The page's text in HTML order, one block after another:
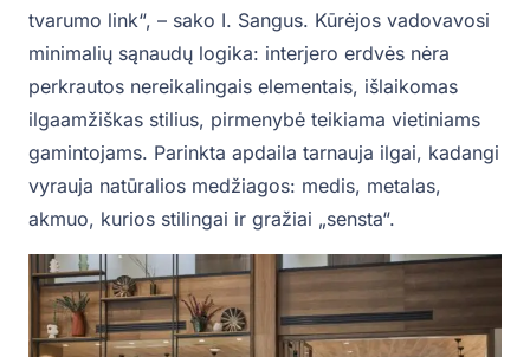
tvarumo link“, – sako I. Sangus. Kūrėjos vadovavosi
minimalių sąnaudų logika: interjero erdvės nėra
perkrautos nereikalingais elementais, išlaikomas
ilgaamžiškas stilius, pirmenybė teikiama vietiniams
gamintojams. Parinkta apdaila tarnauja ilgai, kadangi
vyrauja natūralios medžiagos: medis, metalas,
akmuo, kurios stilingai ir gražiai „sensta“.